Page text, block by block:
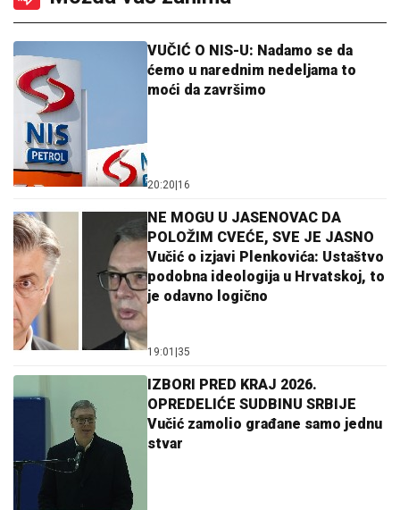
VUČIĆ O NIS-U: Nadamo se da
ćemo u narednim nedeljama to
moći da završimo
20:20 16
NE MOGU U JASENOVAC DA
POLOŽIM CVEĆE, SVE JE JASNO
Vučić o izjavi Plenkovića: Ustaštvo
podobna ideologija u Hrvatskoj, to
je odavno logično
19:01 35
IZBORI PRED KRAJ 2026.
OPREDELIĆE SUDBINU SRBIJE
Vučić zamolio građane samo jednu
stvar